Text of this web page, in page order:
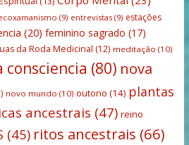
(9) entrevistas(9) estações
(20) feminino sagrado (17)
da Roda Medicinal (12) meditação (10)
consciencia (80) nova
novo mundo (10) outono (14) plantas
ancestrais (47) reino
(45) ritos ancestrais (66)